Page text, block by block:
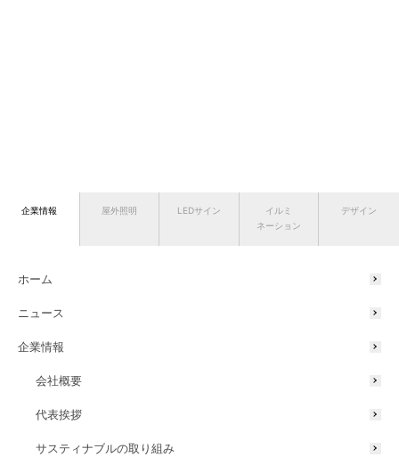
企業情報 屋外照明 LEDサイン
イルミ
ネーション
デザイン
ホーム
ニュース
企業情報
会社概要
代表挨拶
サスティナブルの取り組み